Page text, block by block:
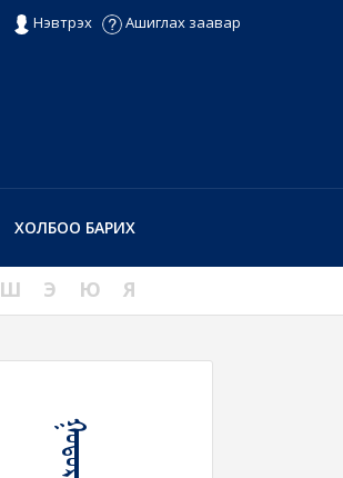
Нэвтрэх Ашиглах заавар
ХОЛБОО БАРИХ
Ш Э Ю Я